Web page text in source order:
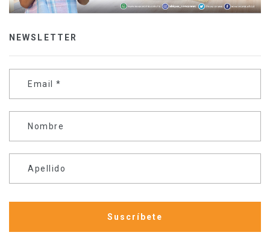
NEWSLETTER
Email *
Nombre
Apellido